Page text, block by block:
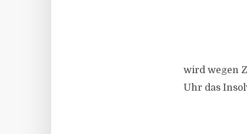
wird wegen
Uhr das